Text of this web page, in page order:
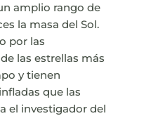
amplio rango de
la masa del Sol.
por las
las estrellas más
y tienen
que las
el investigador del